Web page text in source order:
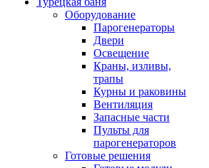
Оборудование
Парогенераторы
Двери
Освещение
Краны, изливы,
трапы
Курны и раковины
Вентиляция
Запасные части
Пульты для
парогенераторов
Готовые решения